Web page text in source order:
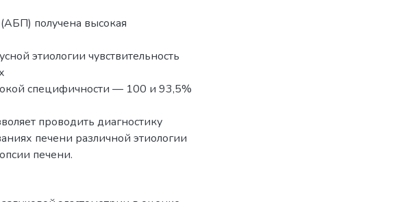
получена высокая
этиологии чувствительность
специфичности — 100 и 93,5%
проводить диагностику
печени различной этиологии
печени.